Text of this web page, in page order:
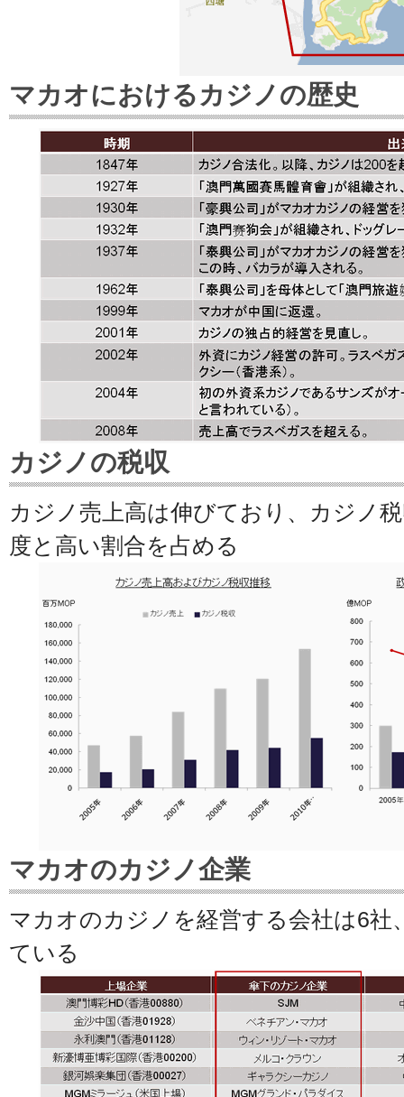
マカオにおけるカジノの歴史
カジノの税収
カジノ売上高は伸びており、カジノ
度と高い割合を占める
マカオのカジノ企業
マカオのカジノを経営する会社は6社
ている